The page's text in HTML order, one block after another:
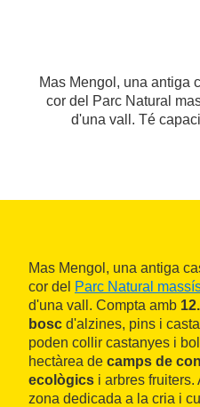
Mas Mengol, una antiga
cor del Parc Natural
d'una vall. Té
Mas Mengol, una antiga
cor del Parc Natural
d'una vall. Compta amb
bosc d'alzines, pins i
poden collir castanyes i
hectàrea de camps de
ecològics i arbres fruiters.
zona dedicada a la cria i